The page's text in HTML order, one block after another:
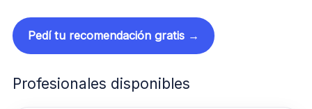
Pedí tu recomendación gratis →
Profesionales disponibles